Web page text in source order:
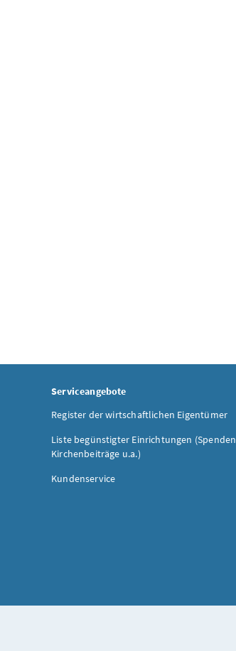
Serviceangebote
Register der wirtschaftlichen Eigentümer
Liste begünstigter Einrichtungen
Kirchenbeiträge u.a.)
Kundenservice